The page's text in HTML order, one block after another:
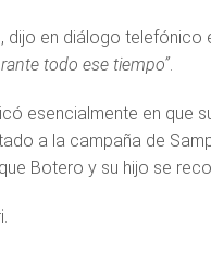
dijo en diálogo
todo ese tiempo”.
esencialmente en que
a la campaña de
Botero y su hijo se